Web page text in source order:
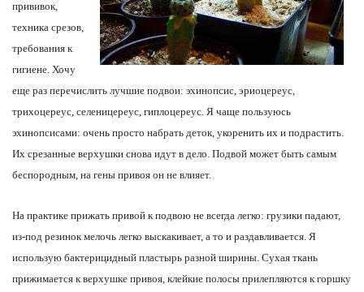
прививок,
техника срезов,
требования к
гигиене. Хочу
еще раз перечислить лучшие подвои: эхинопсис, эриоцереус,
трихоцереус, селеницереус, гиплоцереус. Я чаще пользуюсь
эхинопсисами: очень просто набрать деток, укоренить их и подрастить.
Их срезанные верхушки снова идут в дело. Подвой может быть самым
беспородным, на гены привоя он не влияет.
На практике прижать привой к подвою не всегда легко: грузики падают,
из-под резинок мелочь легко выскакивает, а то и раздавливается. Я
использую бактерицидный пластырь разной ширины. Сухая ткань
прижимается к верхушке привоя, клейкие полосы прилепляются к горшку